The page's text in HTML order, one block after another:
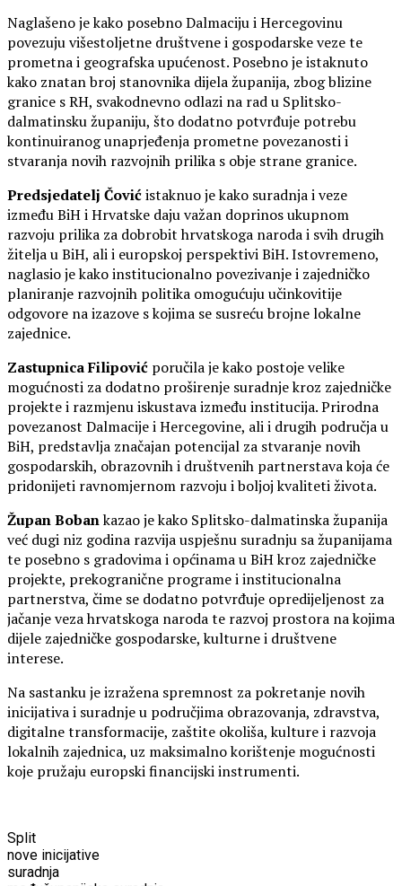
Naglašeno je kako posebno Dalmaciju i Hercegovinu
povezuju višestoljetne društvene i gospodarske veze te
prometna i geografska upućenost. Posebno je istaknuto
kako znatan broj stanovnika dijela županija, zbog blizine
granice s RH, svakodnevno odlazi na rad u Splitsko-
dalmatinsku županiju, što dodatno potvrđuje potrebu
kontinuiranog unaprjeđenja prometne povezanosti i
stvaranja novih razvojnih prilika s obje strane granice.
Predsjedatelj Čovićistaknuo je kako suradnja i veze
između BiH i Hrvatske daju važan doprinos ukupnom
razvoju prilika za dobrobit hrvatskoga naroda i svih drugih
žitelja u BiH, ali i europskoj perspektivi BiH. Istovremeno,
naglasio je kako institucionalno povezivanje i zajedničko
planiranje razvojnih politika omogućuju učinkovitije
odgovore na izazove s kojima se susreću brojne lokalne
zajednice.
Zastupnica Filipović poručila je kako postoje velike
mogućnosti za dodatno proširenje suradnje kroz zajedničke
projekte i razmjenu iskustava između institucija. Prirodna
povezanost Dalmacije i Hercegovine, ali i drugih područja u
BiH, predstavlja značajan potencijal za stvaranje novih
gospodarskih, obrazovnih i društvenih partnerstava koja će
pridonijeti ravnomjernom razvoju i boljoj kvaliteti života.
Župan Bobankazao je kako Splitsko-dalmatinska županija
već dugi niz godina razvija uspješnu suradnju sa županijama
te posebno s gradovima i općinama u BiH kroz zajedničke
projekte, prekogranične programe i institucionalna
partnerstva, čime se dodatno potvrđuje opredijeljenost za
jačanje veza hrvatskoga naroda te razvoj prostora na kojima
dijele zajedničke gospodarske, kulturne i društvene
interese.
Na sastanku je izražena spremnost za pokretanje novih
inicijativa i suradnje u područjima obrazovanja, zdravstva,
digitalne transformacije, zaštite okoliša, kulture i razvoja
lokalnih zajednica, uz maksimalno korištenje mogućnosti
koje pružaju europski financijski instrumenti.
Split
nove inicijative
suradnja